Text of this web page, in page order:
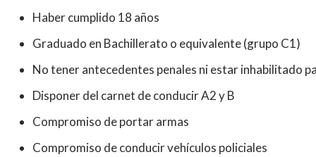
Haber cumplido 18 años
Graduado en Bachillerato o equivalente (grupo C1)
No tener antecedentes penales ni estar inhabilitado
Disponer del carnet de conducir A2 y B
Compromiso de portar armas
Compromiso de conducir vehículos policiales